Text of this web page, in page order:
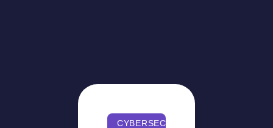
CYBERSECURITY